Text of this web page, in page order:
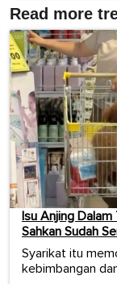
Read more
Isu Anjing Dalam
Sahkan Sudah
Syarikat itu
kebimbangan